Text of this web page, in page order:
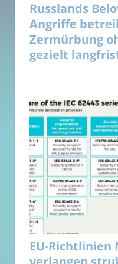
Russlands
Angriffe
Zermürbung
gezielt
EU-Richtlinien